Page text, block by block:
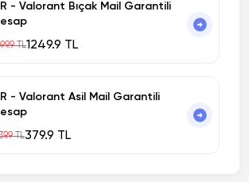
- Valorant Bıçak Mail Garantili
TL1249.9 TL
- Valorant Asil Mail Garantili
TL379.9 TL